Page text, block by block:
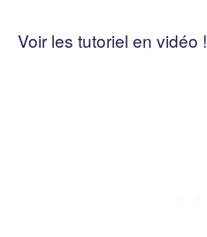
Voir les tutoriel en vidéo !